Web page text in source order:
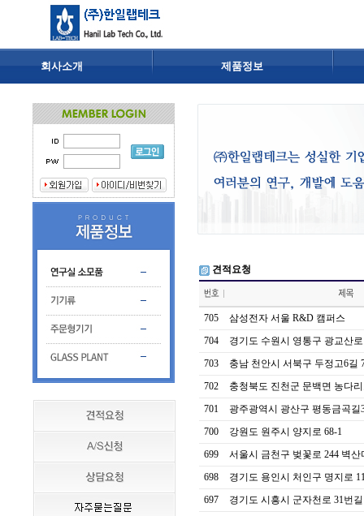
회사소개 제품정보
견적요청
705
삼성전자 서울 R&D 캠퍼스
704
경기도 수원시 영통구 광교산로
703
충남 천안시 서북구 두정고6길
702
충청북도 진천군 문백면 농다리
701
광주광역시 광산구 평동금곡길
700
강원도 원주시 양지로 68-1
699
서울시 금천구 벚꽃로 244 벽산
698
경기도 용인시 처인구 명지로
697
경기도 시흥시 군자천로 31번